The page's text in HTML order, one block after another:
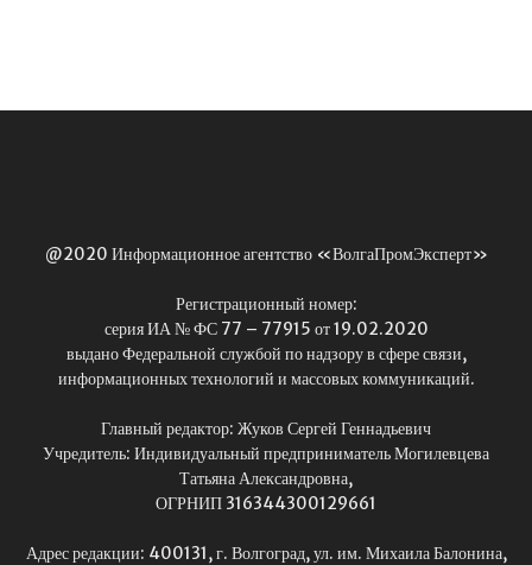
@2020 Информационное агентство «ВолгаПромЭксперт»
Регистрационный номер:
серия ИА № ФС 77 – 77915 от 19.02.2020
выдано Федеральной службой по надзору в сфере связи,
информационных технологий и массовых коммуникаций.
Главный редактор: Жуков Сергей Геннадьевич
Учредитель: Индивидуальный предприниматель Могилевцева
Татьяна Александровна,
ОГРНИП 316344300129661
Адрес редакции: 400131, г. Волгоград, ул. им. Михаила Балонина,